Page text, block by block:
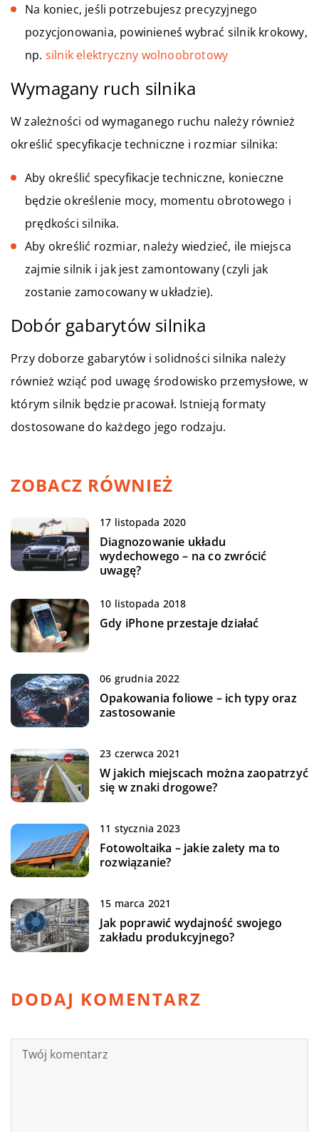
Na koniec, jeśli potrzebujesz precyzyjnego
pozycjonowania, powinieneś wybrać silnik krokowy,
np. silnik elektryczny wolnoobrotowy
Wymagany ruch silnika
W zależności od wymaganego ruchu należy również
określić specyfikacje techniczne i rozmiar silnika:
Aby określić specyfikacje techniczne, konieczne
będzie określenie mocy, momentu obrotowego i
prędkości silnika.
Aby określić rozmiar, należy wiedzieć, ile miejsca
zajmie silnik i jak jest zamontowany (czyli jak
zostanie zamocowany w układzie).
Dobór gabarytów silnika
Przy doborze gabarytów i solidności silnika należy
również wziąć pod uwagę środowisko przemysłowe, w
którym silnik będzie pracował. Istnieją formaty
dostosowane do każdego jego rodzaju.
ZOBACZ RÓWNIEŻ
17 listopada 2020
Diagnozowanie układu
wydechowego – na co zwrócić
uwagę?
10 listopada 2018
Gdy iPhone przestaje działać
06 grudnia 2022
Opakowania foliowe – ich typy oraz
zastosowanie
23 czerwca 2021
W jakich miejscach można zaopatrzyć
się w znaki drogowe?
11 stycznia 2023
Fotowoltaika – jakie zalety ma to
rozwiązanie?
15 marca 2021
Jak poprawić wydajność swojego
zakładu produkcyjnego?
DODAJ KOMENTARZ